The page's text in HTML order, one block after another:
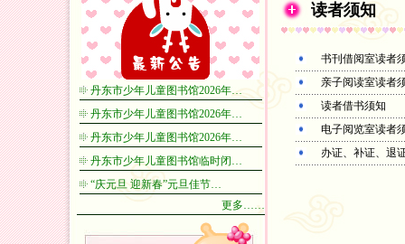
丹东市少年儿童图书馆2026年…
丹东市少年儿童图书馆2026年…
丹东市少年儿童图书馆2026年…
丹东市少年儿童图书馆临时闭…
“庆元旦 迎新春”元旦佳节…
更多……
读者须知
书刊借阅室读者
亲子阅读室读者
读者借书须知
电子阅览室读者
办证、补证、退